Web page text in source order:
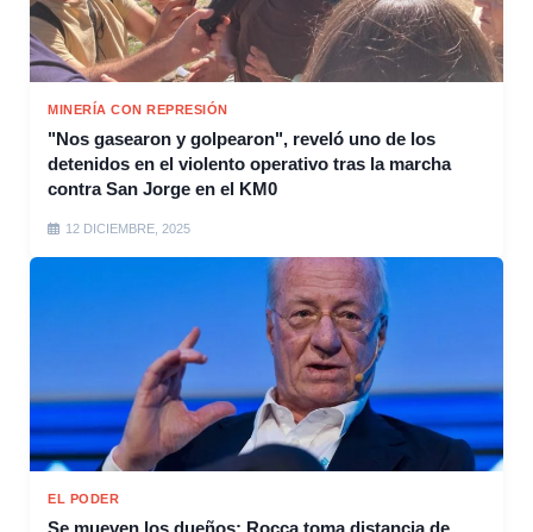
MINERÍA CON REPRESIÓN
"Nos gasearon y golpearon", reveló uno de los
detenidos en el violento operativo tras la marcha
contra San Jorge en el KM0
12 DICIEMBRE, 2025
EL PODER
Se mueven los dueños: Rocca toma distancia de